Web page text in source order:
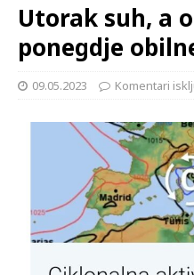
Utorak suh, a
ponegdje
Komentari